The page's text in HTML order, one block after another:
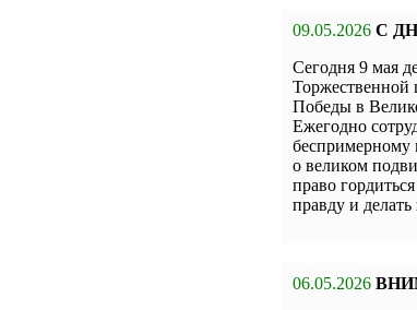
09.05.2026 С
Сегодня 9 мая
Торжественной
Победы в
Ежегодно
беспримерному
о великом
право
правду и
06.05.2026